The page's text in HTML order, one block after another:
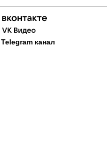
Telegram канал